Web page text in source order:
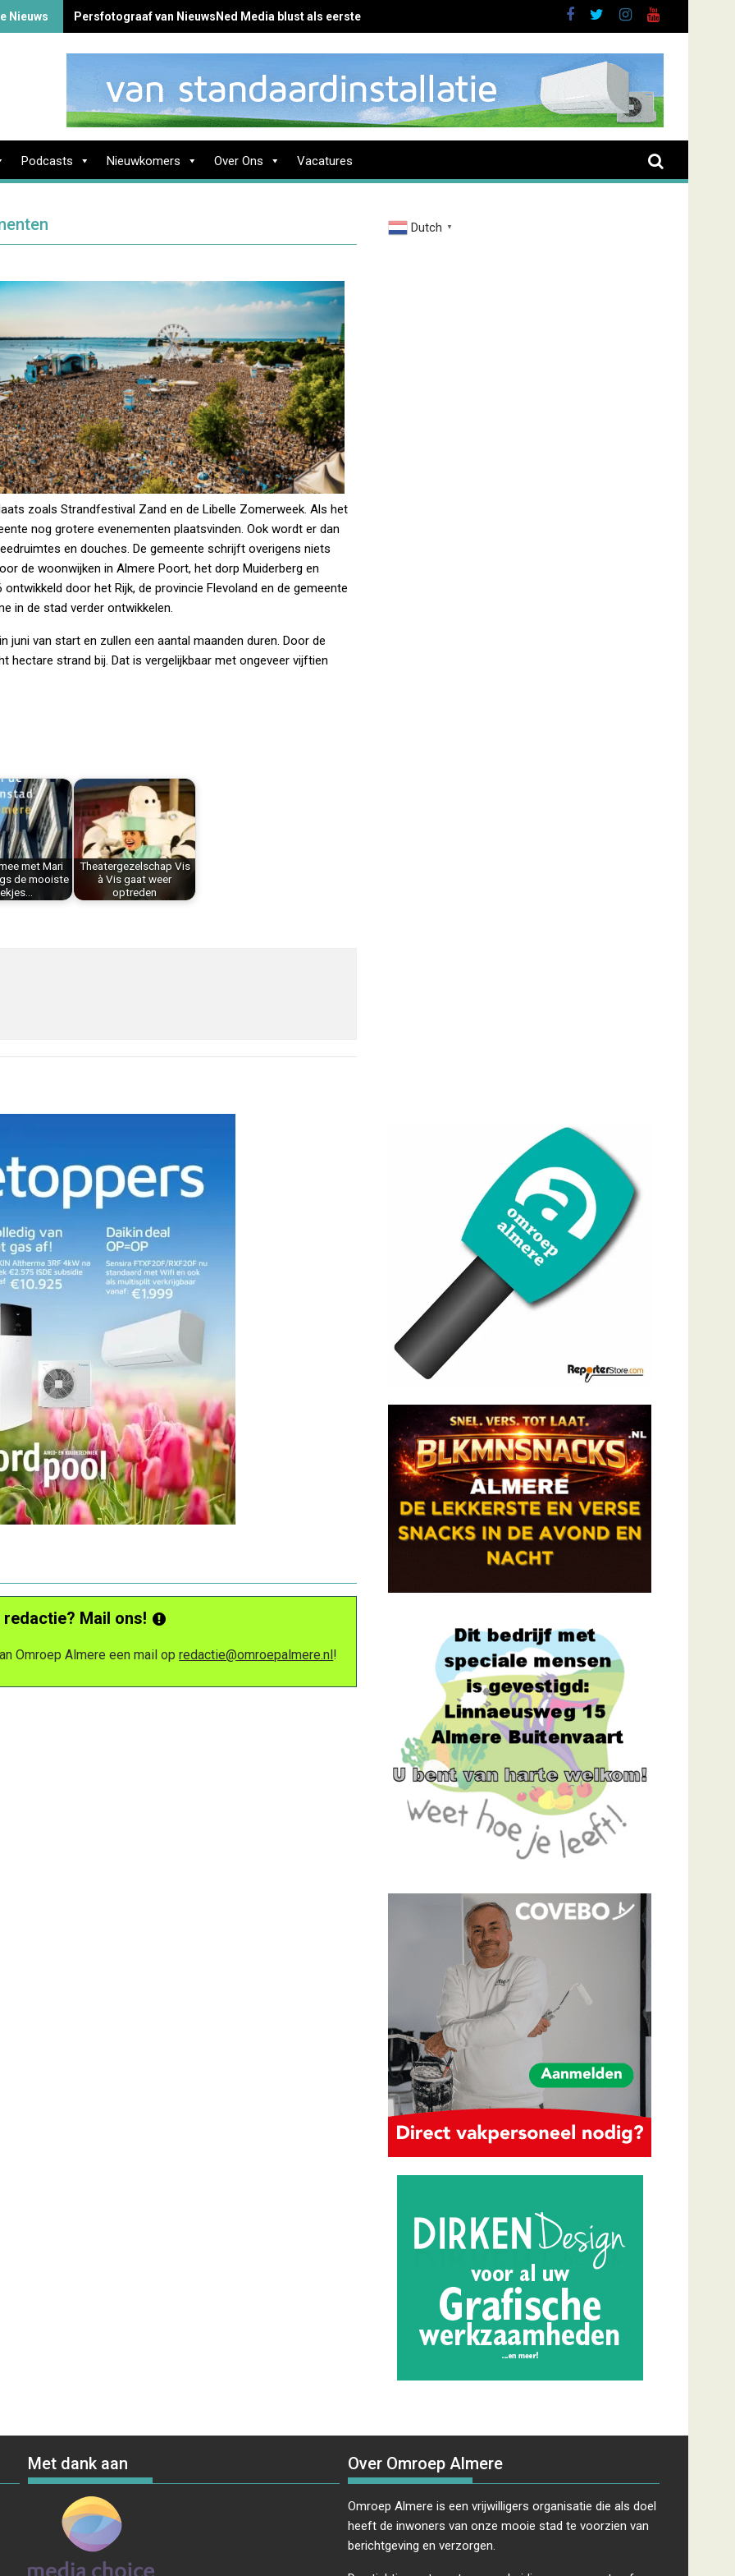
Nieuws Persfotograaf van NieuwsNed Media blust als eerste brand Zenderstraat
Podcasts Nieuwkomers Over Ons Vacatures
zoals Strandfestival Zand en de Libelle Zomerweek. Als het
nog grotere evenementen plaatsvinden. Ook wordt er dan
en douches. De gemeente schrijft overigens niets
de woonwijken in Almere Poort, het dorp Muiderberg en
door het Rijk, de provincie Flevoland en de gemeente
in de stad verder ontwikkelen.
juni van start en zullen een aantal maanden duren. Door de
hectare strand bij. Dat is vergelijkbaar met ongeveer vijftien
met Mari
de mooiste
Theatergezelschap Vis
à Vis gaat weer
optreden
Mail ons!
Omroep Almere een mail opredactie@omroepalmere.nl!
Dutch ▼
Met dank aan Over Omroep Almere
Omroep Almere is een vrijwilligers organisatie die als doel
heeft de inwoners van onze mooie stad te voorzien van
berichtgeving en verzorgen.